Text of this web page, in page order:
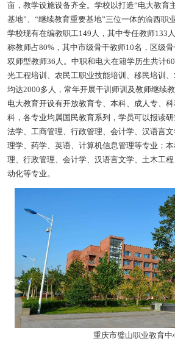
亩，教学设施设备齐全。学校以打造“电大教育
基地”、“继续教育重要基地”三位一体的渝西职
学校现有在编教职工149人，其中专任教师133
称教师占80%，其中市级骨干教师10名，区级
双师型教师36人。中职和电大在籍学历生共计
光工程培训、农民工职业技能培训、移民培训
均达2000多人，常年开展干训师训及教师继续教
电大教育开设有开放教育专、本科、成人专、
科，各专业均属国民教育系列，学员可以报读
法学、工商管理、行政管理、会计学、汉语言
理学、药学、英语、计算机信息管理等专业；
理、行政管理、会计学、汉语言文学、土木工
动化等专业。
重庆市璧山职业教育中